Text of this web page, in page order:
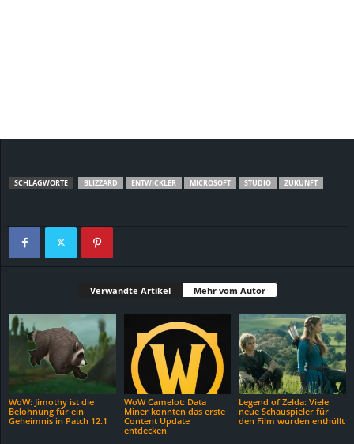
SCHLAGWORTE BLIZZARD ENTWICKLER MICROSOFT STUDIO ZUKUNFT
Verwandte Artikel Mehr vom Autor
WoW: Jimothy ist die
Belohnung für ein
Geheimnis in Patch 12.1
WoW Camelot: Data
Miner konnten das erste
Content Update
entdecken
Legend of Zelda: Viele
neue Schauspieler für
den Film wurden enthüllt